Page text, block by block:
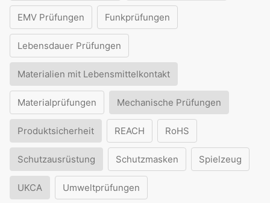
EMV Prüfungen Funkprüfungen
Lebensdauer Prüfungen
Materialien mit Lebensmittelkontakt
Materialprüfungen Mechanische Prüfungen
Produktsicherheit REACH RoHS
Schutzausrüstung Schutzmasken Spielzeug
UKCA Umweltprüfungen